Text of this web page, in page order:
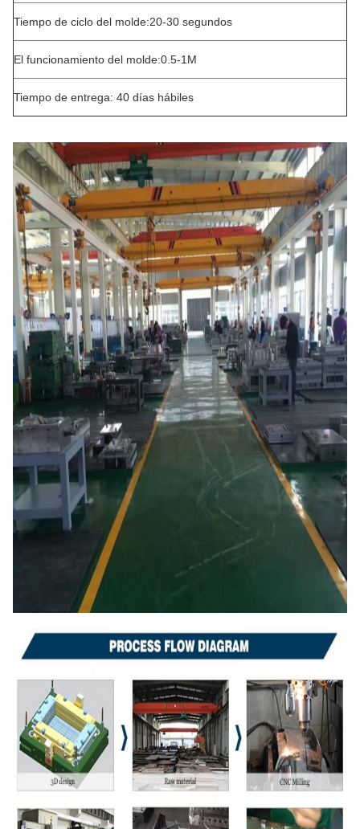
Tiempo de ciclo del molde:20-30 segundos
El funcionamiento del molde:0.5-1M
Tiempo de entrega: 40 días hábiles